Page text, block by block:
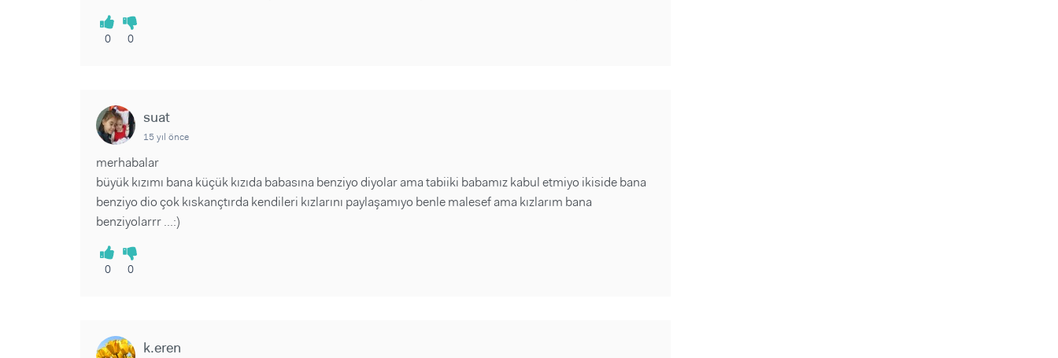
0 0
suat
15 yıl önce
merhabalar
büyük kızımı bana küçük kızıda babasına benziyo diyolar ama tabiiki babamız kabul etmiyo ikiside bana
benziyo dio çok kıskançtırda kendileri kızlarını paylaşamıyo benle malesef ama kızlarım bana
benziyolarrr ...:)
0 0
k.eren